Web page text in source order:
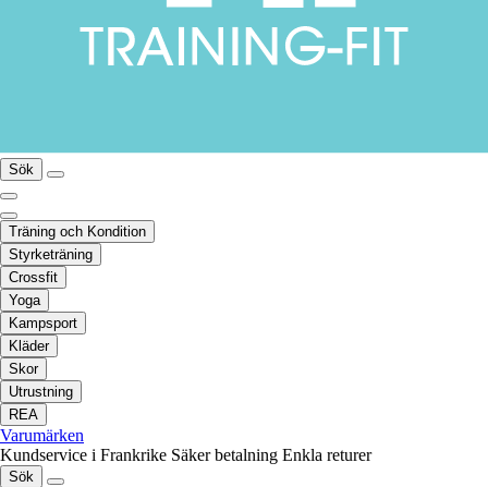
Sök
Träning och Kondition
Styrketräning
Crossfit
Yoga
Kampsport
Kläder
Skor
Utrustning
REA
Varumärken
Kundservice i Frankrike Säker betalning Enkla returer
Sök